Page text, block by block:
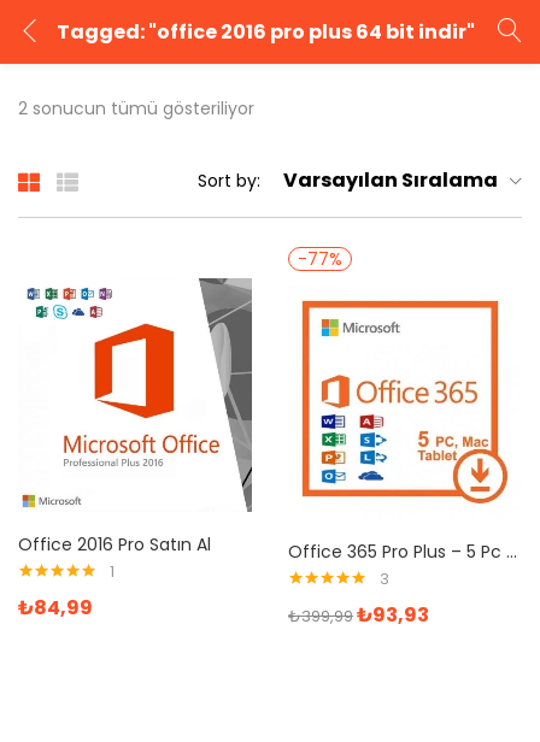
Tagged: "office 2016 pro plus 64 bit indir"
GIRIŞ YAP KAYIT OL
Beni Hatırla Şifrenizi mi unuttunuz?
2 sonucun tümü gösteriliyor
Sort by: Varsayılan Sıralama
Office 2016 Pro Satın Al
5.00oy aldı
1
₺84,99
-77%
Office 365 Pro Plus – 5 Pc – Mac 1Yıl – Mail Hesabı
5.00oy aldı
3
₺399,99₺93,93